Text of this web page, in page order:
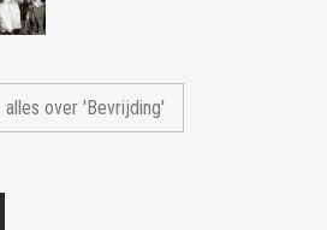
alles over 'Bevrijding'